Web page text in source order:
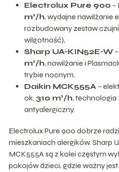
Electrolux Pure 900 –
m³/h, wydajne nawilżanie
rozbudowany zestaw
wilgotność),
Sharp UA-KIN52E-W–
m³/h, nawilżanie i
trybie nocnym,
Daikin MCK555A–
ok. 310 m³/h, technologia
antyalergiczny.
Electrolux Pure 900 dobrze
mieszkaniach alergików. Sharp
MCK555A są z kolei częstym
pokojów dzieci, gdzie ważny